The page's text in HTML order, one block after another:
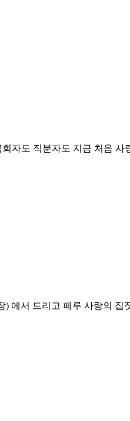
자도 직분자도 지금 처음
에서 드리고 페루 사랑의